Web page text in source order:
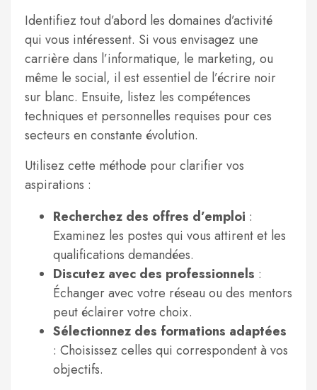
Identifiez tout d’abord les domaines d’activité
qui vous intéressent. Si vous envisagez une
carrière dans l’informatique, le marketing, ou
même le social, il est essentiel de l’écrire noir
sur blanc. Ensuite, listez les compétences
techniques et personnelles requises pour ces
secteurs en constante évolution.
Utilisez cette méthode pour clarifier vos
aspirations :
Recherchez des offres d’emploi :
Examinez les postes qui vous attirent et les
qualifications demandées.
Discutez avec des professionnels :
Échanger avec votre réseau ou des mentors
peut éclairer votre choix.
Sélectionnez des formations adaptées
: Choisissez celles qui correspondent à vos
objectifs.